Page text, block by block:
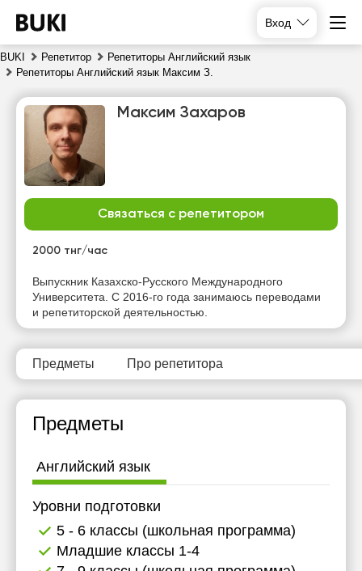
Вход
BUKI Репетитор
Репетиторы Английский язык
Репетиторы Английский язык Максим З.
Максим Захаров
Связаться с репетитором
2000 тнг/час
Выпускник Казахско-Русского Международного
Университета. С 2016-го года занимаюсь переводами
и репетиторской деятельностью.
Предметы Про репетитора
Предметы
Английский язык
Уровни подготовки
5 - 6 классы (школьная программа)
Младшие классы 1-4
вс
пн
12:00
14:30
15:00
15:30
19:00
19:30
20:00
11:00
11:30
12:00
14:30
16:00
19:00
19:30
Нет
свободных
свободных